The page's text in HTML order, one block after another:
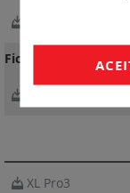
Fichas Técnicas
XL Pro3